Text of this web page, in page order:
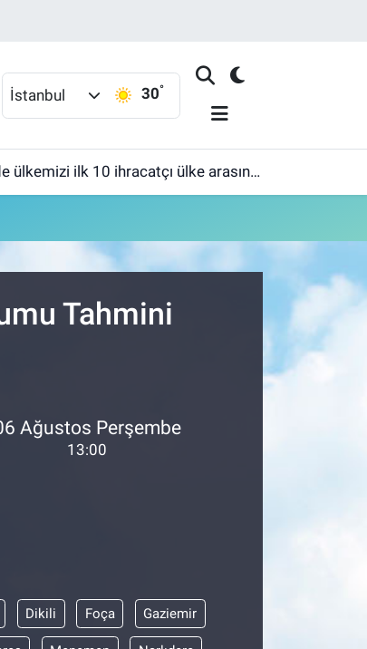
İstanbul 30°
ilk 10 ihracatçı ülke arasına sokmak'
Tahmini
Ağustos Perşembe
13:00
Dikili Foça Gaziemir